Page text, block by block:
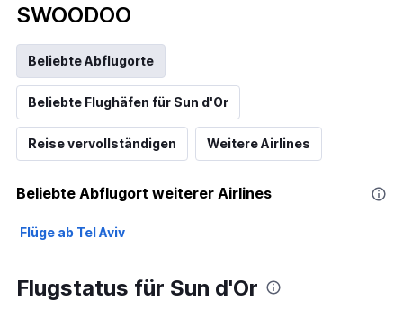
SWOODOO
Beliebte Abflugorte
Beliebte Flughäfen für Sun d'Or
Reise vervollständigen Weitere Airlines
Beliebte Abflugort weiterer Airlines
Flüge ab Tel Aviv
Flugstatus für Sun d'Or